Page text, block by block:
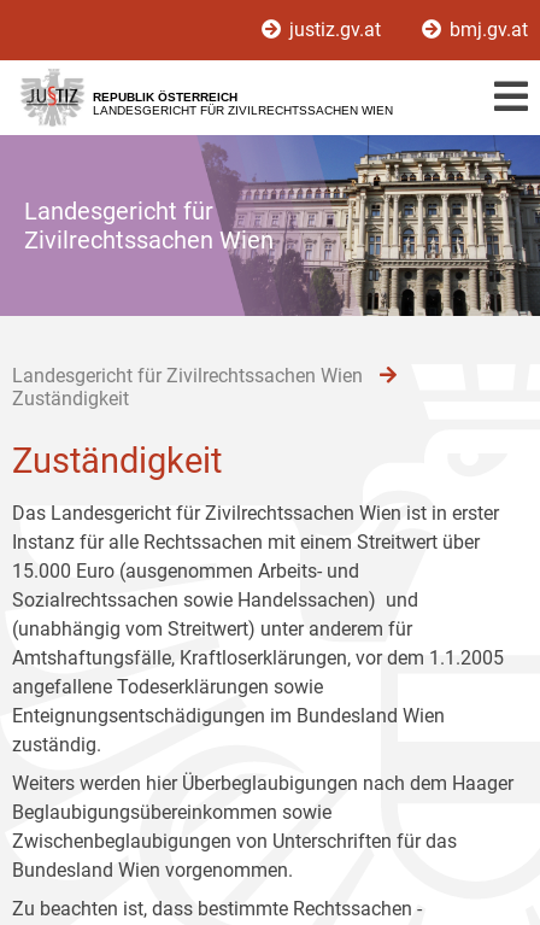
[1]
[2]
[3]
justiz.gv.at bmj.gv.at
REPUBLIK ÖSTERREICH
LANDESGERICHT FÜR ZIVILRECHTSSACHEN WIEN
Landesgericht für
Zivilrechtssachen Wien
Landesgericht für Zivilrechtssachen Wien
Zuständigkeit
Zuständigkeit
Das Landesgericht für Zivilrechtssachen Wien ist in erster
Instanz für alle Rechtssachen mit einem Streitwert über
15.000 Euro (ausgenommen Arbeits- und
Sozialrechtssachen sowie Handelssachen) und
(unabhängig vom Streitwert) unter anderem für
Amtshaftungsfälle, Kraftloserklärungen, vor dem 1.1.2005
angefallene Todeserklärungen sowie
Enteignungsentschädigungen im Bundesland Wien
zuständig.
Weiters werden hier Überbeglaubigungen nach dem Haager
Beglaubigungsübereinkommen sowie
Zwischenbeglaubigungen von Unterschriften für das
Bundesland Wien vorgenommen.
Zu beachten ist, dass bestimmte Rechtssachen -